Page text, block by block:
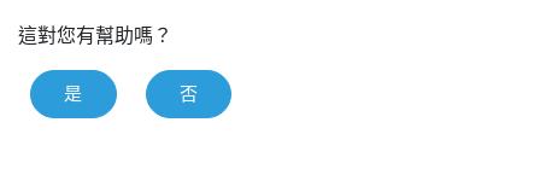
這對您有幫助嗎？
是 否